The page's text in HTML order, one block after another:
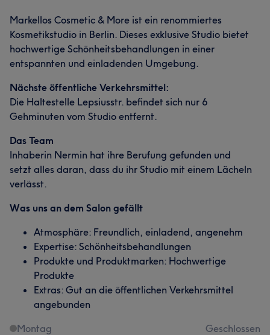
Markellos Cosmetic & More ist ein renommiertes
Kosmetikstudio in Berlin. Dieses exklusive Studio bietet
hochwertige Schönheitsbehandlungen in einer
entspannten und einladenden Umgebung.
Nächste öffentliche Verkehrsmittel:
Die Haltestelle Lepsiusstr. befindet sich nur 6
Gehminuten vom Studio entfernt.
Das Team
Inhaberin Nermin hat ihre Berufung gefunden und
setzt alles daran, dass du ihr Studio mit einem Lächeln
verlässt.
Was uns an dem Salon gefällt
Atmosphäre: Freundlich, einladend, angenehm
Expertise: Schönheitsbehandlungen
Produkte und Produktmarken: Hochwertige
Produkte
Extras: Gut an die öffentlichen Verkehrsmittel
angebunden
Montag
Geschlossen